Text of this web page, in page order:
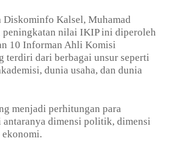
Diskominfo Kalsel, Muhamad
peningkatan nilai IKIP ini diperoleh
10 Informan Ahli Komisi
terdiri dari berbagai unsur seperti
dunia usaha, dan dunia
menjadi perhitungan para
dimensi politik, dimensi